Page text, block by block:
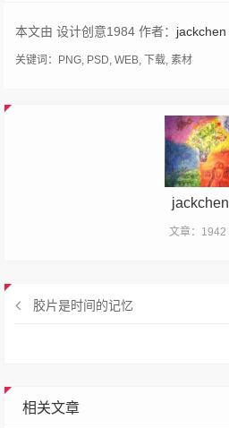
本文由 设计创意1984 作者： jackchen
关键词： PNG PSD ,WEB ,下载 ,素材
jackchen
文章：1942
胶片是时间的记忆
相关文章